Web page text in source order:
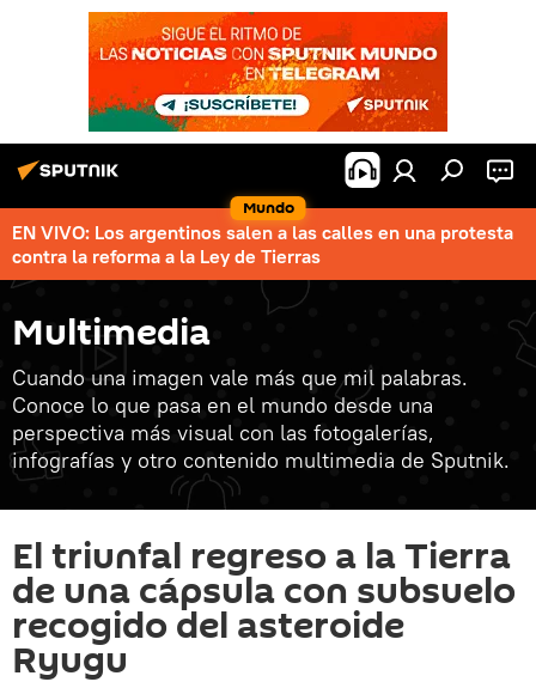
Mundo
EN VIVO: Los argentinos salen a las calles en una protesta
contra la reforma a la Ley de Tierras
Multimedia
Cuando una imagen vale más que mil palabras.
Conoce lo que pasa en el mundo desde una
perspectiva más visual con las fotogalerías,
infografías y otro contenido multimedia de Sputnik.
El triunfal regreso a la Tierra
de una cápsula con subsuelo
recogido del asteroide
Ryugu